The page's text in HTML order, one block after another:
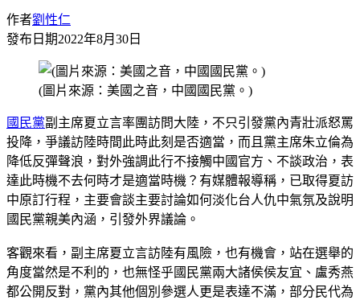
作者劉性仁
發布日期2022年8月30日
(圖片來源：美國之音，中國國民黨。)
國民黨副主席夏立言率團訪問大陸，不只引發黨內青壯派怒罵
投降，爭議訪陸時間此時此刻是否適當，而且黨主席朱立倫為
降低反彈聲浪，對外強調此行不接觸中國官方、不談政治，表
達此時機不去何時才是適當時機？有媒體報導稱，已取得夏訪
中原訂行程，主要會談主要討論如何淡化台人仇中氣氛及說明
國民黨親美內涵，引發外界議論。
客觀來看，副主席夏立言訪陸有風險，也有機會，站在選舉的
角度當然是不利的，也無怪乎國民黨兩大諸侯侯友宜、盧秀燕
都公開反對，黨內其他個別參選人更是表達不滿，部分民代為